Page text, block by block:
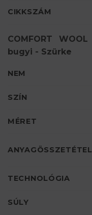
CIKKSZÁM
COMFORT
bugyi - Szürke
NEM
SZÍN
MÉRET
ANYAGÖSSZETÉTEL
TECHNOLÓGIA
SÚLY